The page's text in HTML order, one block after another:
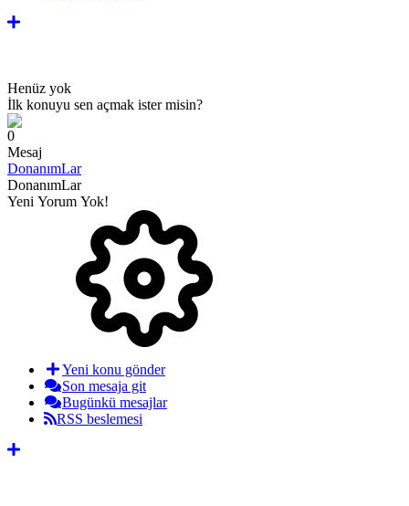
Henüz yok
İlk konuyu sen açmak ister misin?
0
Mesaj
DonanımLar
DonanımLar
Yeni Yorum Yok!
Yeni konu gönder
Son mesaja git
Bugünkü mesajlar
RSS beslemesi